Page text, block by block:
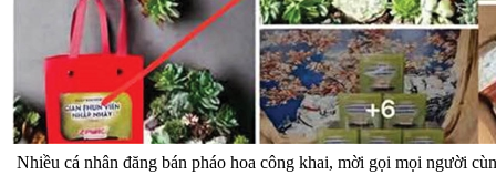
Nhiều cá nhân đăng bán pháo hoa công khai, mời gọi mọi người